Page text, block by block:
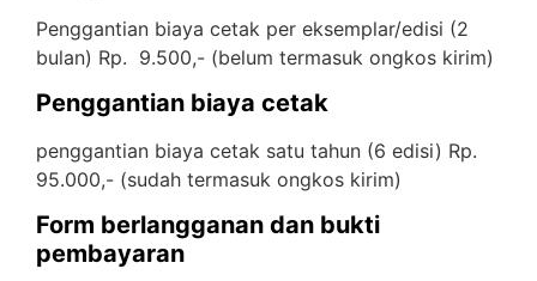
Penggantian biaya cetak per eksemplar/edisi (2
bulan) Rp. 9.500,- (belum termasuk ongkos kirim)
Penggantian biaya cetak
penggantian biaya cetak satu tahun (6 edisi) Rp.
95.000,- (sudah termasuk ongkos kirim)
Form berlangganan dan bukti
pembayaran